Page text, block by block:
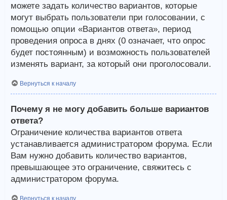
можете задать количество вариантов, которые
могут выбрать пользователи при голосовании, с
помощью опции «Вариантов ответа», период
проведения опроса в днях (0 означает, что опрос
будет постоянным) и возможность пользователей
изменять вариант, за который они проголосовали.
Вернуться к началу
Почему я не могу добавить больше вариантов
ответа?
Ограничение количества вариантов ответа
устанавливается администратором форума. Если
Вам нужно добавить количество вариантов,
превышающее это ограничение, свяжитесь с
администратором форума.
Вернуться к началу